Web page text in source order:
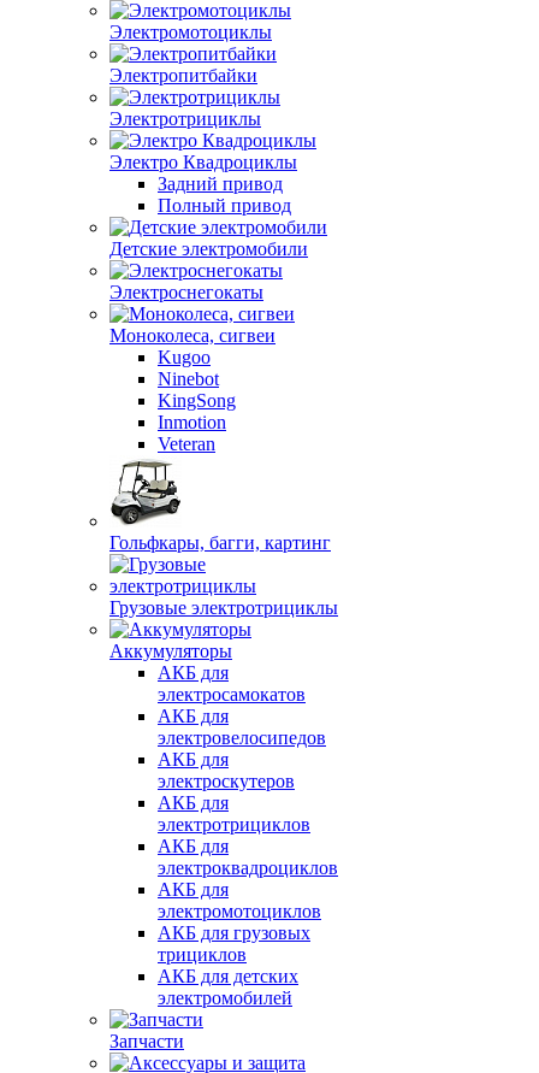
Электромотоциклы
Электропитбайки
Электротрициклы
Электро Квадроциклы
Задний привод
Полный привод
Детские электромобили
Электроснегокаты
Моноколеса, сигвеи
Kugoo
Ninebot
KingSong
Inmotion
Veteran
Гольфкары, багги, картинг
Грузовые электротрициклы
Аккумуляторы
АКБ для
электросамокатов
АКБ для
электровелосипедов
АКБ для
электроскутеров
АКБ для
электротрициклов
АКБ для
электроквадроциклов
АКБ для
электромотоциклов
АКБ для грузовых
трициклов
АКБ для детских
электромобилей
Запчасти